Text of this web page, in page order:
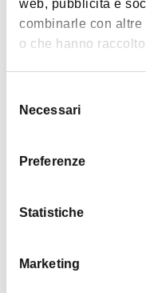
web, pubblicità e
combinarle con
o che hanno
delNecessari
Preferenze
Statistiche
Marketing
时间表